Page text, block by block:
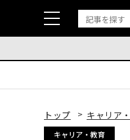
トップ キャリア
キャリア・教育